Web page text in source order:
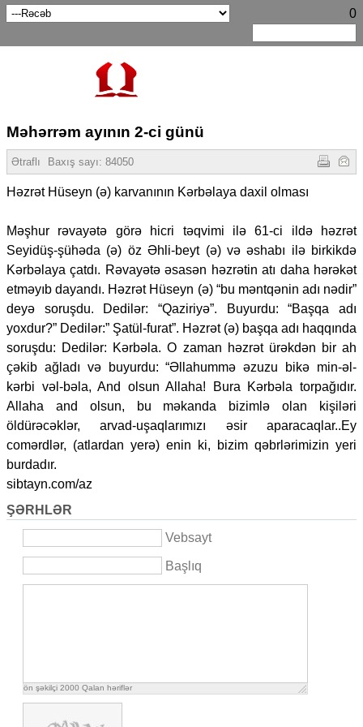
0
Məhərrəm ayının 2-ci günü
Ətraflı Baxış sayı: 84050
Həzrət Hüseyn (ə) karvanının Kərbəlaya daxil olması
Məşhur rəvayətə görə hicri təqvimi ilə 61-ci ildə həzrət
Seyidüş-şühəda (ə) öz Əhli-beyt (ə) və əshabı ilə birkikdə
Kərbəlaya çatdı. Rəvayətə əsasən həzrətin atı daha hərəkət
etməyıb dayandı. Həzrət Hüseyn (ə) “bu məntqənin adı nədir”
deyə soruşdu. Dedilər: “Qaziriyə”. Buyurdu: “Başqa adı
yoxdur?” Dedilər:” Şatül-furat”. Həzrət (ə) başqa adı haqqında
soruşdu: Dedilər: Kərbəla. O zaman həzrət ürəkdən bir ah
çəkib ağladı və buyurdu: “Əllahummə əzuzu bikə min-əl-
kərbi vəl-bəla, And olsun Allaha! Bura Kərbəla torpağıdır.
Allaha and olsun, bu məkanda bizimlə olan kişiləri
öldürəcəklər, arvad-uşaqlarımızı əsir aparacaqlar..Ey
comərdlər, (atlardan yerə) enin ki, bizim qəbrlərimizin yeri
burdadır.
sibtayn.com/az
ŞƏRHLƏR
Vebsayt
Başlıq
ön şəkilçi 2000 Qalan həriflər